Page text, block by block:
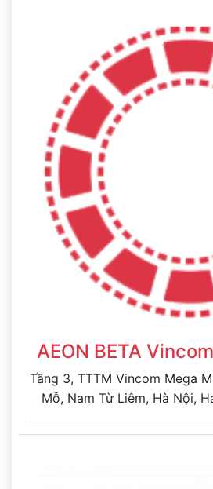
AEON BETA
Tầng 3, TTTM Vincom Mega
Mỗ, Nam Từ Liêm, Hà Nội,